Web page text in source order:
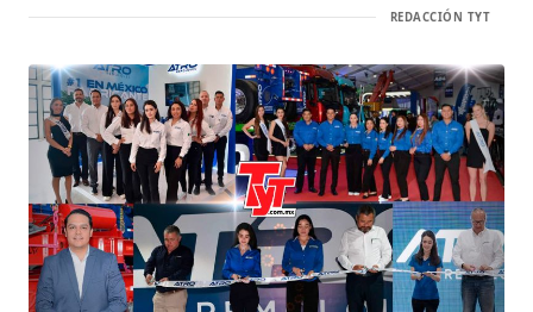
REDACCIÓN TYT